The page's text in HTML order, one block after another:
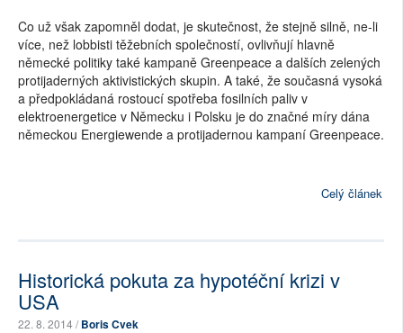
Co už však zapomněl dodat, je skutečnost, že stejně silně, ne-li
více, než lobbisti těžebních společností, ovlivňují hlavně
německé politiky také kampaně Greenpeace a dalších zelených
protijaderných aktivistických skupin. A také, že současná vysoká
a předpokládaná rostoucí spotřeba fosilních paliv v
elektroenergetice v Německu i Polsku je do značné míry dána
německou Energiewende a protijadernou kampaní Greenpeace.
Celý článek
Historická pokuta za hypotéční krizi v
USA
22. 8. 2014 /Boris Cvek